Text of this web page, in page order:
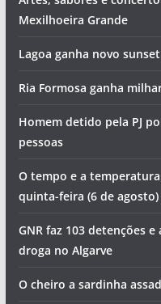
Mexilhoeira Grande
Lagoa ganha novo
Ria Formosa ganha
Homem detido pela PJ
pessoas
O tempo e a
quinta-feira (6 de agosto)
GNR faz 103 detenções
droga no Algarve
O cheiro a sardinha